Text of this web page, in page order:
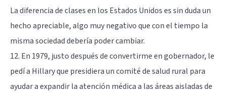
La diferencia de clases en los Estados Unidos es sin duda un
hecho apreciable, algo muy negativo que con el tiempo la
misma sociedad debería poder cambiar.
12. En 1979, justo después de convertirme en gobernador, le
pedí a Hillary que presidiera un comité de salud rural para
ayudar a expandir la atención médica a las áreas aisladas de